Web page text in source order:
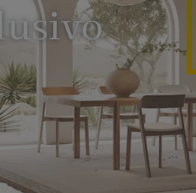
Scopri di più